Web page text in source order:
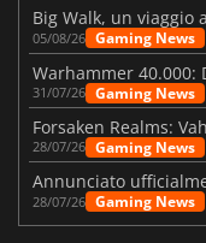
Big Walk, un viaggio
05/08/26 Gaming News
31/07/26 Gaming News
28/07/26 Gaming News
28/07/26 Gaming News